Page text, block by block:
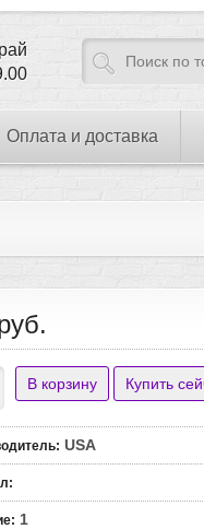
Оплата и доставка
: USA
:
: 1